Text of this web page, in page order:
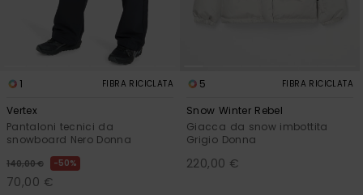
1 FIBRA RICICLATA
Vertex
Pantaloni tecnici da
snowboard Nero Donna
140,00 € 50%
70,00 €
5 FIBRA RICICLATA
Snow Winter Rebel
Giacca da snow imbottita
Grigio Donna
220,00 €